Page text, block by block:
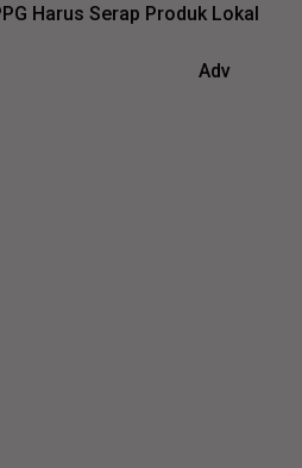
Harus Serap Produk Lokal
Adv